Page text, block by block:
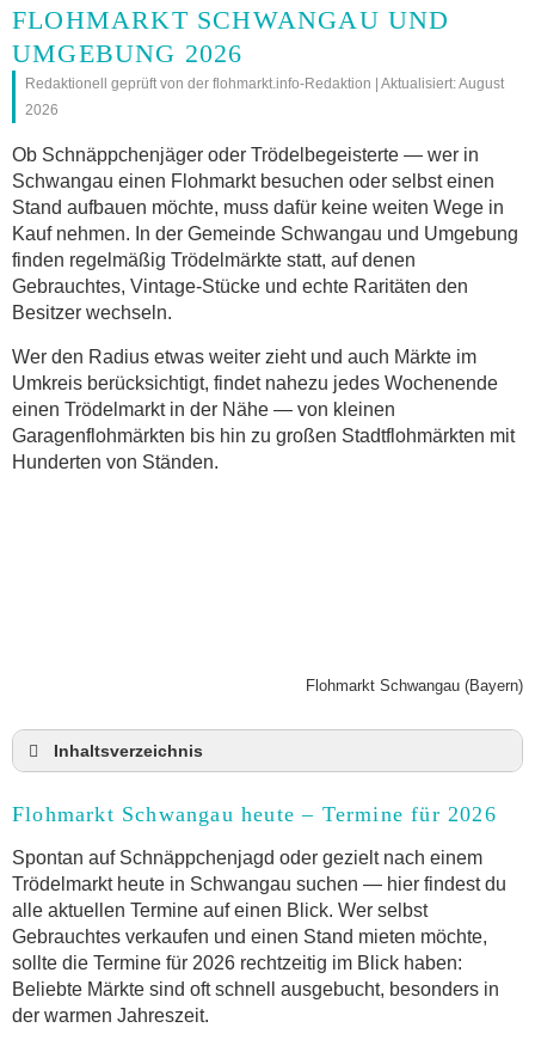
FLOHMARKT SCHWANGAU UND
UMGEBUNG 2026
Redaktionell geprüft von der flohmarkt.info-Redaktion | Aktualisiert: August
2026
Ob Schnäppchenjäger oder Trödelbegeisterte — wer in
Schwangau einen Flohmarkt besuchen oder selbst einen
Stand aufbauen möchte, muss dafür keine weiten Wege in
Kauf nehmen. In der Gemeinde Schwangau und Umgebung
finden regelmäßig Trödelmärkte statt, auf denen
Gebrauchtes, Vintage-Stücke und echte Raritäten den
Besitzer wechseln.
Wer den Radius etwas weiter zieht und auch Märkte im
Umkreis berücksichtigt, findet nahezu jedes Wochenende
einen Trödelmarkt in der Nähe — von kleinen
Garagenflohmärkten bis hin zu großen Stadtflohmärkten mit
Hunderten von Ständen.
Flohmarkt Schwangau (Bayern)
Inhaltsverzeichnis
Anmeldung & Standgebühr auf dem Trödelmarkt
Online-Flohmarkt Schwangau
Welche Trödelmarkt-Typen gibt es?
Aktuelle Flohmarkt-Termine für Schwangau und
Umgebung
Kleinanzeigen Schwangau als Alternative zum
Trödelmarkt
Flohmarkt Schwangau heute – Termine für 2026
Spontan auf Schnäppchenjagd oder gezielt nach einem
Trödelmarkt heute in Schwangau suchen — hier findest du
alle aktuellen Termine auf einen Blick. Wer selbst
Gebrauchtes verkaufen und einen Stand mieten möchte,
sollte die Termine für 2026 rechtzeitig im Blick haben:
Beliebte Märkte sind oft schnell ausgebucht, besonders in
der warmen Jahreszeit.